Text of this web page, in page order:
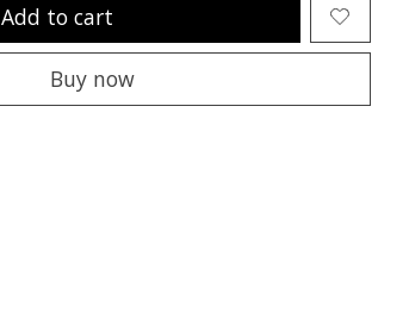
Add to cart
Buy now